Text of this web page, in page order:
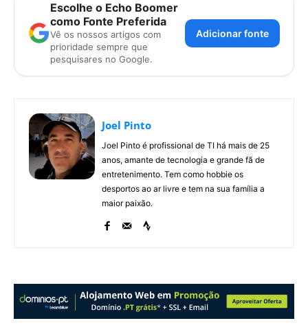
Escolhe o Echo Boomer
como Fonte Preferida
Vê os nossos artigos com
prioridade sempre que
pesquisares no Google.
Adicionar fonte
Joel Pinto
Joel Pinto é profissional de TI há mais de 25
anos, amante de tecnologia e grande fã de
entretenimento. Tem como hobbie os
desportos ao ar livre e tem na sua família a
maior paixão.